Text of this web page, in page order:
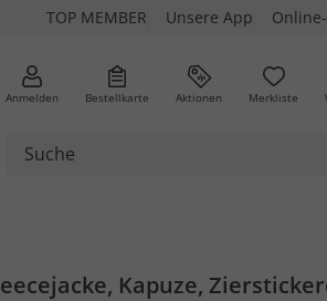
TOP MEMBER Unsere App
Anmelden Bestellkarte Aktionen Merkliste
Kapuze,